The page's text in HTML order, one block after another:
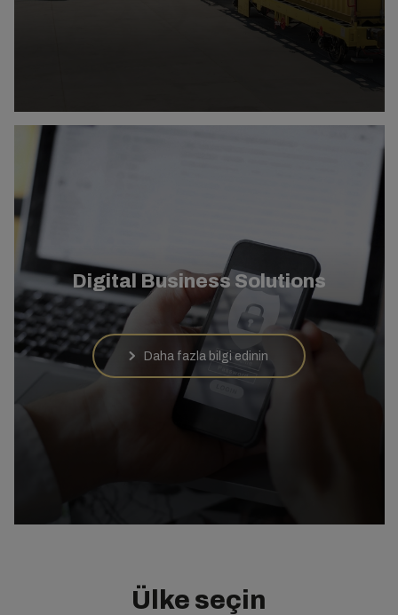
Digital Business Solutions
Daha fazla bilgi edinin
Ülke seçin